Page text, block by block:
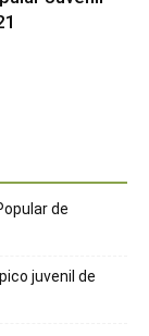
de
juvenil de